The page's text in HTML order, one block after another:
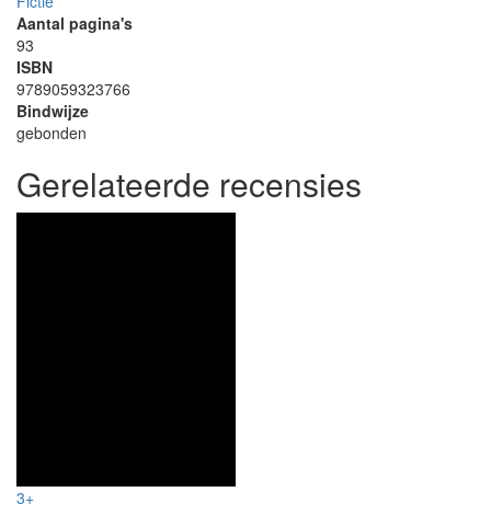
Aantal pagina's
93
ISBN
9789059323766
Bindwijze
gebonden
Gerelateerde recensies
3+